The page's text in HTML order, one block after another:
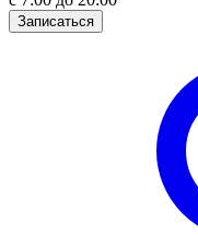
Записаться